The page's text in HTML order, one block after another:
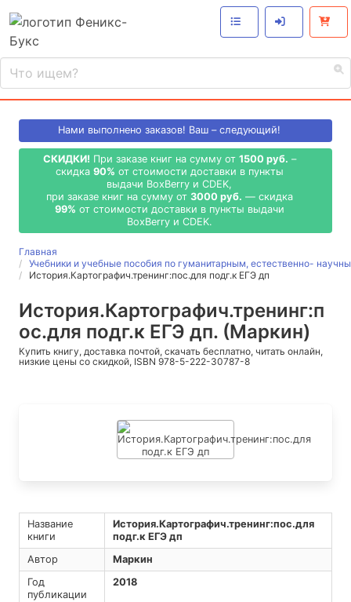
Нами выполнено заказов! Ваш – следующий!
СКИДКИ! При заказе книг на сумму от 1500 руб. –
скидка 90% от стоимости доставки в пункты
выдачи BoxBerry и CDEK,
при заказе книг на сумму от 3000 руб. — скидка
99% от стоимости доставки в пункты выдачи
BoxBerry и CDEK.
Главная
Учебники и учебные пособия по гуманитарным, естественно-
История.Картографич.тренинг:пос.для подг.к ЕГЭ дп
История.Картографич.тренинг:п
ос.для подг.к ЕГЭ дп. (Маркин)
Купить книгу, доставка почтой, скачать бесплатно, читать онлайн,
низкие цены со скидкой, ISBN 978-5-222-30787-8
Название
книги
История.Картографич.тренинг:пос.для
подг.к ЕГЭ дп
Автор
Маркин
Год
публикации
2018